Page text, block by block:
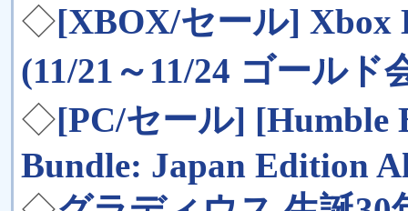
◇[XBOX/セール]
(11/21～11/24 ゴールド
◇[PC/セール] [Humble
Bundle: Japan Edition